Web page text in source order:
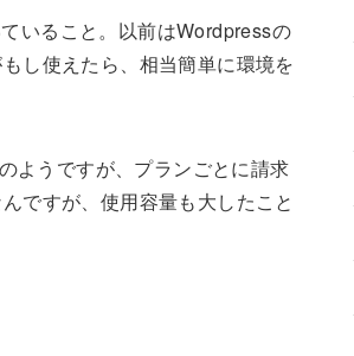
いること。以前はWordpressの
し使えたら、相当簡単に環境を
ようですが、プランごとに請求
ですが、使用容量も大したこと